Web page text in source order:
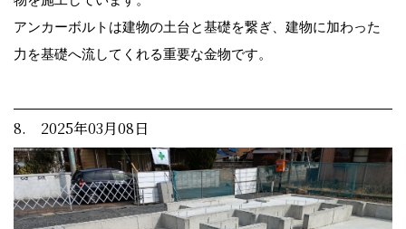
アンカーボルトは建物の土台と基礎を繋ぎ、建物に加わった
力を基礎へ流してくれる重要な金物です。
8. 2025年03月08日